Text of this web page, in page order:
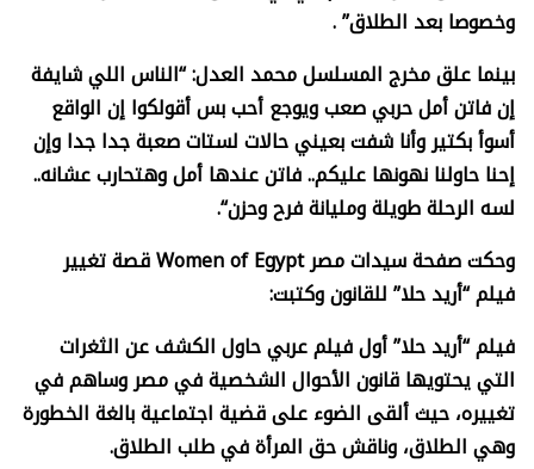
وخصوصا بعد الطلاق” .
بينما علق مخرج المسلسل محمد العدل: “الناس اللي شايفة
إن فاتن أمل حربي صعب ويوجع أحب بس أقولكوا إن الواقع
أسوأ بكتير وأنا شفت بعيني حالات لستات صعبة جدا جدا وإن
إحنا حاولنا نهونها عليكم.. فاتن عندها أمل وهتحارب عشانه..
لسه الرحلة طويلة ومليانة فرح وحزن“.
وحكت صفحة سيدات مصرWomen of Egypt
قصة تغيير
فيلم “أريد حلا” للقانون وكتبت:
فيلم “أريد حلا” أول فيلم عربي حاول الكشف عن الثغرات
التي يحتويها قانون الأحوال الشخصية في مصر وساهم في
تغييره، حيث ألقى الضوء على قضية اجتماعية بالغة الخطورة
وهي الطلاق، وناقش حق المرأة في طلب الطلاق.